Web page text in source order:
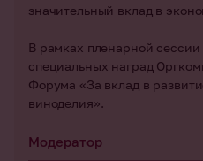
значительный вклад в
В рамках пленарной сессии
специальных наград
Форума «За вклад в
виноделия».
Модератор